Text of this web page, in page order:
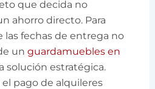
que decida no
ahorro directo. Para
las fechas de entrega no
unguardamuebles en
solución estratégica.
pago de alquileres